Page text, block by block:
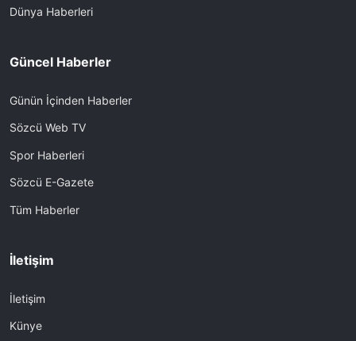
Dünya Haberleri
Güncel Haberler
Günün İçinden Haberler
Sözcü Web TV
Spor Haberleri
Sözcü E-Gazete
Tüm Haberler
İletişim
İletişim
Künye